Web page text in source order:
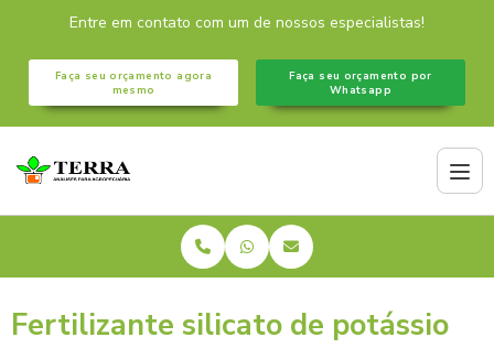
Entre em contato com um de nossos especialistas!
Faça seu orçamento agora
mesmo
Faça seu orçamento por
Whatsapp
Fertilizante silicato de potássio